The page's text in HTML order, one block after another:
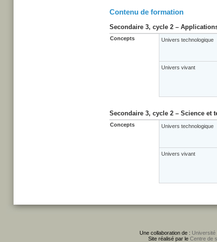
Contenu de formation
Secondaire 3, cycle 2 –
Concepts Univers technologique
Univers vivant
Secondaire 3, cycle 2 – Science et
Concepts Univers technologique
Univers vivant
Une collaboration de : Université
Site réalisé par le Centre de